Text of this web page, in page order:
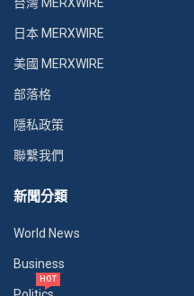
台灣 MERXWIRE
日本 MERXWIRE
美國 MERXWIRE
部落格
隱私政策
聯繫我們
新聞分類
World News
Business
HOT